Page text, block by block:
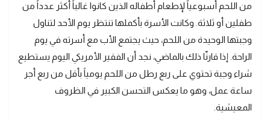
من اللحم أسبوعياً لإطعام أطفاله الذين كانوا غالباً أكثر عدداً من
طفلين أو ثلاثة. وكانت الأسرة بأكملها تنتظر يوم الأحد لتناول
وجبتها الوحيدة من اللحم، حيث يجتمع الأب مع أسرته في يوم
الراحة. إذا قارنّا ذلك بالماضي، نجد أن الفقير الأمريكي اليوم يستطيع
شراء وجبة تحتوي على ربع رطل من اللحم يومياً بأقل من ربع أجر
ساعة عمل، وهو ما يعكس التحسن الكبير في الظروف
المعيشية.